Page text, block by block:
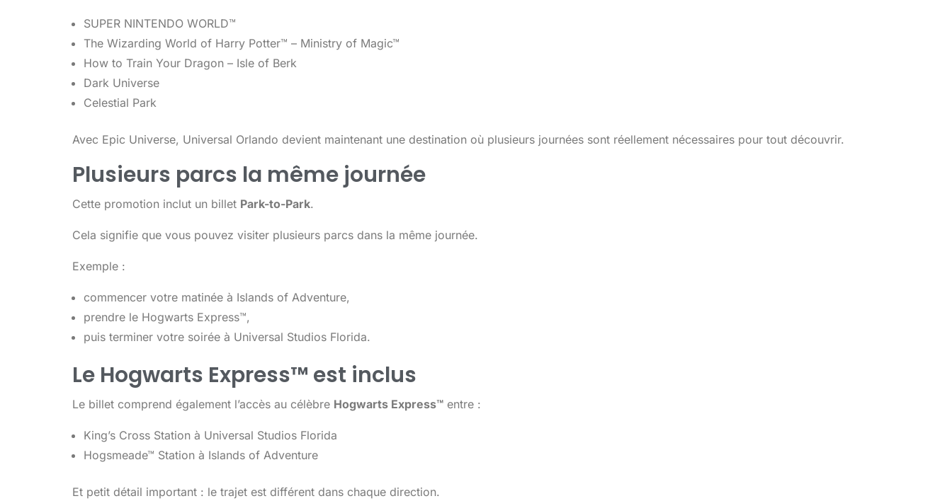
SUPER NINTENDO WORLD™
The Wizarding World of Harry Potter™ – Ministry of Magic™
How to Train Your Dragon – Isle of Berk
Dark Universe
Celestial Park
Avec Epic Universe, Universal Orlando devient maintenant une destination où plusieurs journées sont réellement nécessaires pour tout découvrir.
Plusieurs parcs la même journée
Cette promotion inclut un billet Park-to-Park.
Cela signifie que vous pouvez visiter plusieurs parcs dans la même journée.
Exemple :
commencer votre matinée à Islands of Adventure,
prendre le Hogwarts Express™,
puis terminer votre soirée à Universal Studios Florida.
Le Hogwarts Express™ est inclus
Le billet comprend également l’accès au célèbre Hogwarts Express™ entre :
King’s Cross Station à Universal Studios Florida
Hogsmeade™ Station à Islands of Adventure
Et petit détail important : le trajet est différent dans chaque direction.